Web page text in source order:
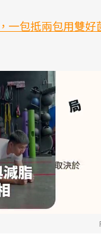
一包抵兩包用雙好